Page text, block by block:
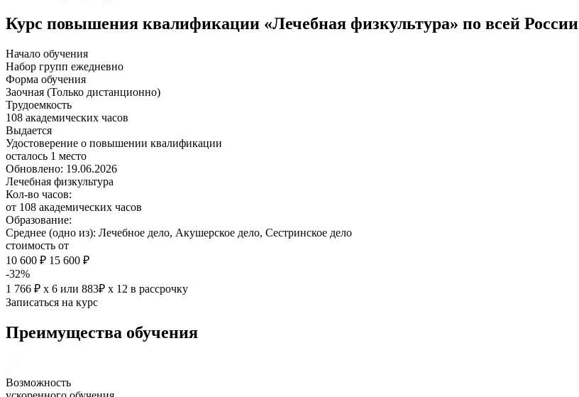
Курс повышения квалификации «Лечебная физкультура» по всей России
Начало обучения
Набор групп ежедневно
Форма обучения
Заочная (Только дистанционно)
Трудоемкость
108 академических часов
Выдается
Удостоверение о повышении квалификации
осталось 1 место
Обновлено: 19.06.2026
Лечебная физкультура
Кол-во часов:
от 108 академических часов
Образование:
Среднее (одно из): Лечебное дело, Акушерское дело, Сестринское дело
стоимость от
10 600 ₽ 15 600 ₽
-32%
1 766 ₽ х 6 или 883₽ х 12 в рассрочку
Записаться на курс
Преимущества обучения
Возможность